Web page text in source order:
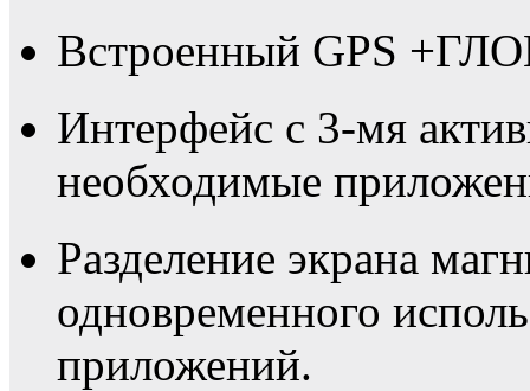
Встроенный GPS
Интерфейс с 3-мя
необходимые
Разделение экрана
одновременного
приложений.